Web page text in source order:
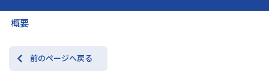
概要
前のページへ戻る